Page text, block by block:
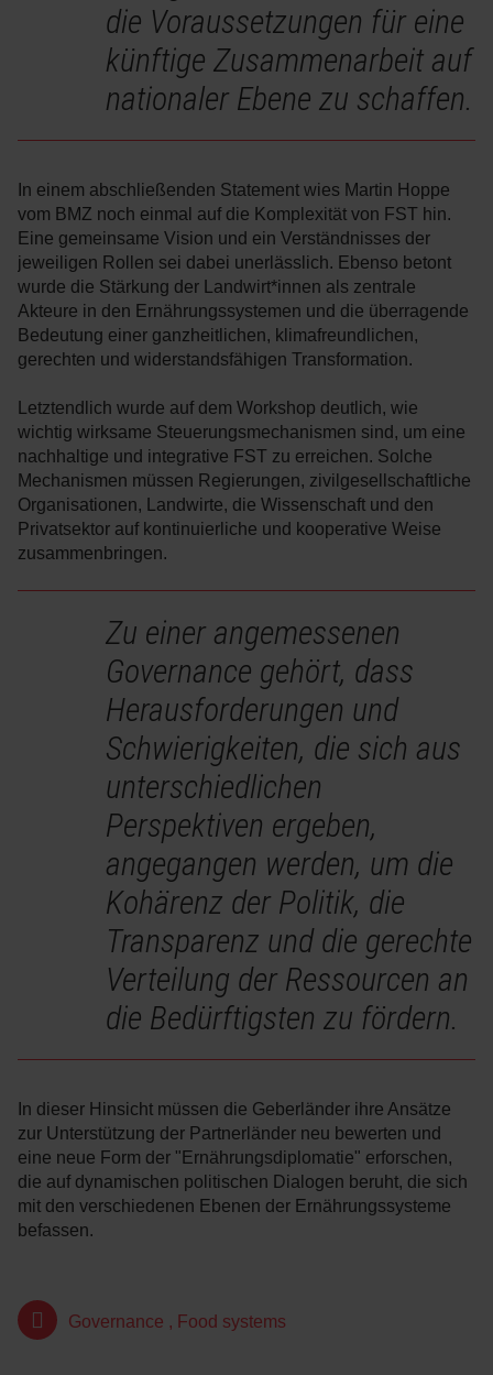
die Voraussetzungen für eine
künftige Zusammenarbeit auf
nationaler Ebene zu schaffen.
In einem abschließenden Statement wies Martin Hoppe
vom BMZ noch einmal auf die Komplexität von FST hin.
Eine gemeinsame Vision und ein Verständnisses der
jeweiligen Rollen sei dabei unerlässlich. Ebenso betont
wurde die Stärkung der Landwirt*innen als zentrale
Akteure in den Ernährungssystemen und die überragende
Bedeutung einer ganzheitlichen, klimafreundlichen,
gerechten und widerstandsfähigen Transformation.
Letztendlich wurde auf dem Workshop deutlich, wie
wichtig wirksame Steuerungsmechanismen sind, um eine
nachhaltige und integrative FST zu erreichen. Solche
Mechanismen müssen Regierungen, zivilgesellschaftliche
Organisationen, Landwirte, die Wissenschaft und den
Privatsektor auf kontinuierliche und kooperative Weise
zusammenbringen.
Zu einer angemessenen
Governance gehört, dass
Herausforderungen und
Schwierigkeiten, die sich aus
unterschiedlichen
Perspektiven ergeben,
angegangen werden, um die
Kohärenz der Politik, die
Transparenz und die gerechte
Verteilung der Ressourcen an
die Bedürftigsten zu fördern.
In dieser Hinsicht müssen die Geberländer ihre Ansätze
zur Unterstützung der Partnerländer neu bewerten und
eine neue Form der "Ernährungsdiplomatie" erforschen,
die auf dynamischen politischen Dialogen beruht, die sich
mit den verschiedenen Ebenen der Ernährungssysteme
befassen.
Governance , Food systems